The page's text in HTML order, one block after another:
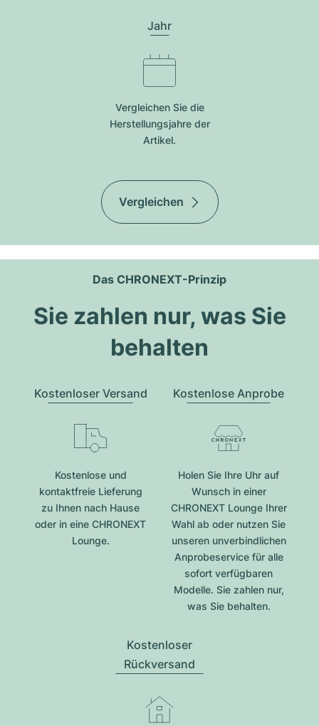
Jahr
Vergleichen Sie die
Herstellungsjahre der
Artikel.
Vergleichen
Das CHRONEXT-Prinzip
Sie zahlen nur, was Sie
behalten
Kostenloser Versand
Kostenlose und
kontaktfreie Lieferung
zu Ihnen nach Hause
oder in eine CHRONEXT
Lounge.
Kostenlose Anprobe
Holen Sie Ihre Uhr auf
Wunsch in einer
CHRONEXT Lounge Ihrer
Wahl ab oder nutzen Sie
unseren unverbindlichen
Anprobeservice für alle
sofort verfügbaren
Modelle. Sie zahlen nur,
was Sie behalten.
Kostenloser
Rückversand